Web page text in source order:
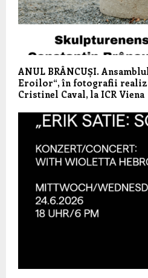
ANUL BRÂNCUȘI.
Eroilor“, în fotografii
Cristinel Caval, la ICR Viena